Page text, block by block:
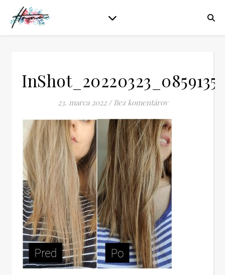
23. marca 2022 / Bez komentárov